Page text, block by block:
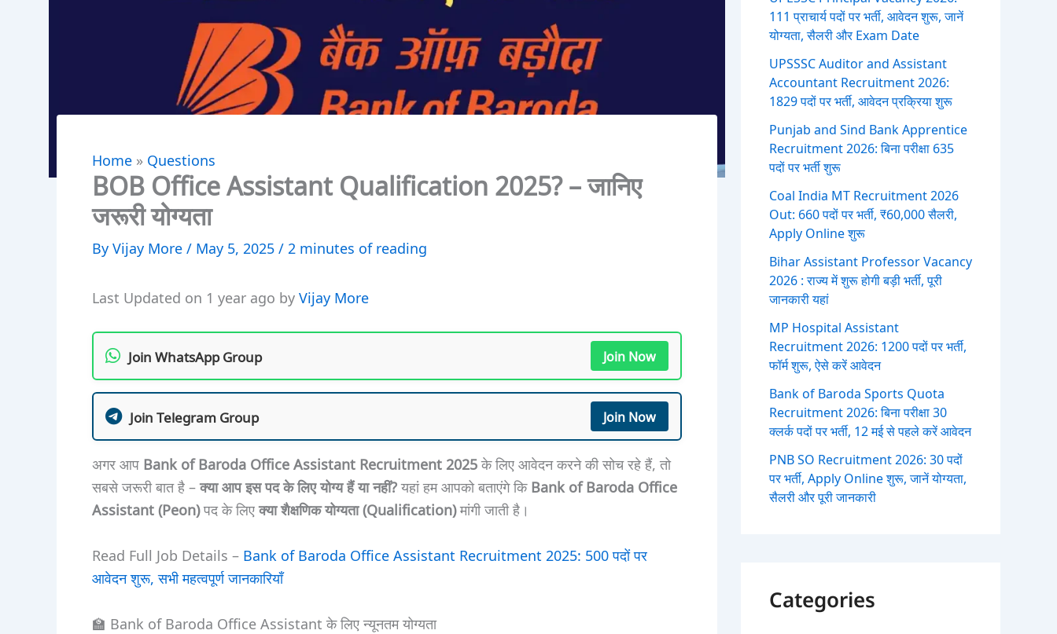
Home » Questions
BOB Office Assistant Qualification 2025? – जानिए
जरूरी योग्यता
ByVijay More/ May 5, 2025/2 minutes of reading
Last Updated on 1 year ago byVijay More
Join WhatsApp Group Join Now
Join Telegram Group Join Now
अगर आप Bank of Baroda Office Assistant Recruitment 2025के लिए आवेदन करने की सोच रहे हैं, तो
सबसे जरूरी बात है –क्या आप इस पद के लिए योग्य हैं या नहीं?यहां हम आपको बताएंगे किBank of Baroda Office
Assistant (Peon)पद के लिएक्या शैक्षणिक योग्यता (Qualification)मांगी जाती है।
Read Full Job Details – Bank of Baroda Office Assistant Recruitment 2025: 500 पदों पर
आवेदन शुरू, सभी महत्वपूर्ण जानकारियाँ
🏫 Bank of Baroda Office Assistant के लिए न्यूनतम योग्यता
111 प्राचार्य पदों पर भर्ती, आवेदन शुरू, जानें
योग्यता, सैलरी और Exam Date
UPSSSC Auditor and Assistant
Accountant Recruitment 2026:
1829 पदों पर भर्ती, आवेदन प्रक्रिया शुरू
Punjab and Sind Bank Apprentice
Recruitment 2026: बिना परीक्षा 635
पदों पर भर्ती शुरू
Coal India MT Recruitment 2026
Out: 660 पदों पर भर्ती, ₹60,000 सैलरी,
Apply Online शुरू
Bihar Assistant Professor Vacancy
2026 : राज्य में शुरू होगी बड़ी भर्ती, पूरी
जानकारी यहां
MP Hospital Assistant
Recruitment 2026: 1200 पदों पर भर्ती,
फॉर्म शुरू, ऐसे करें आवेदन
Bank of Baroda Sports Quota
Recruitment 2026: बिना परीक्षा 30
क्लर्क पदों पर भर्ती, 12 मई से पहले करें आवेदन
PNB SO Recruitment 2026: 30 पदों
पर भर्ती, Apply Online शुरू, जानें योग्यता,
सैलरी और पूरी जानकारी
Categories